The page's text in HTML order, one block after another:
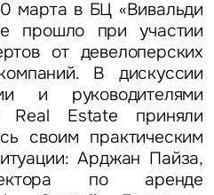
марта в БЦ «Вивальди
прошло при участии
от девелоперских
В дискуссии
и руководителями
Real Estate приняли
своим практическим
Арджан Пайза,
по аренде